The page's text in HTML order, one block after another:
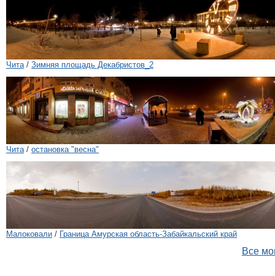
Чита / Зимняя площадь Декабристов_2
Чита / остановка "весна"
Малоковали / Граница Амурская область-Забайкальский край
Все